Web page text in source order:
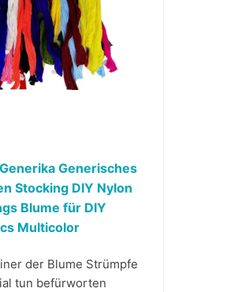
Generisches
Stocking DIY Nylon
Blume für DIY
Multicolor
der Blume Strümpfe
tun befürworten